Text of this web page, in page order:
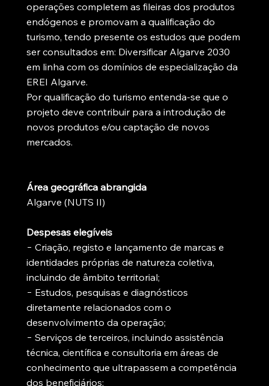
operações completem as fileiras dos produtos
endógenos e promovam a qualificação do
turismo, tendo presente os estudos que podem
ser consultados em: Diversificar Algarve 2030
em linha com os domínios de especialização da
EREI Algarve.
Por qualificação do turismo entenda-se que o
projeto deve contribuir para a introdução de
novos produtos e/ou captação de novos
mercados.
Área geográfica abrangida
Algarve (NUTS II)
Despesas elegíveis
− Criação, registo e lançamento de marcas e
identidades próprias de natureza coletiva,
incluindo de âmbito territorial;
− Estudos, pesquisas e diagnósticos
diretamente relacionados com o
desenvolvimento da operação;
− Serviços de terceiros, incluindo assistência
técnica, científica e consultoria em áreas de
conhecimento que ultrapassem a competência
dos beneficiários;